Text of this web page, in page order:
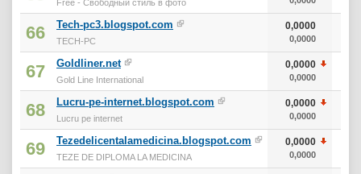
Free - Свободный стиль в фото
66 Tech-pc3.blogspot.com
TECH-PC
0,0000
0,0000
67 Goldliner.net
Gold Line International
0,0000
0,0000
68 Lucru-pe-internet.blogspot.com
Lucru pe internet
0,0000
0,0000
69 Tezedelicentalamedicina.blogspot.com
TEZE DE DIPLOMA LA MEDICINA
0,0000
0,0000